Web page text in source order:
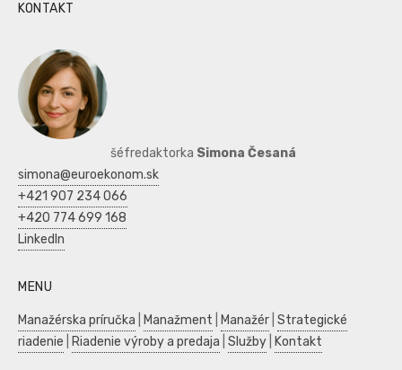
KONTAKT
šéfredaktorka Simona Česaná
simona@euroekonom.sk
+421 907 234 066
+420 774 699 168
LinkedIn
MENU
Manažérska príručka Manažment Manažér Strategické
riadenie
Riadenie výroby a predaja Služby Kontakt